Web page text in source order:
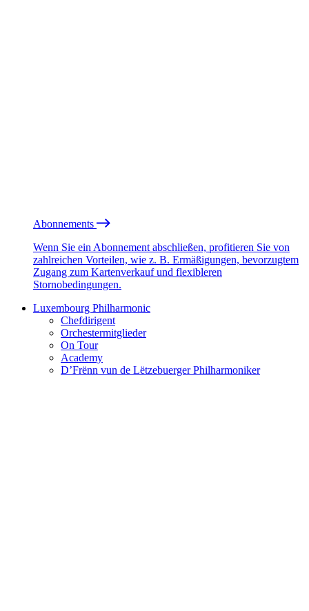
Abonnements
Wenn Sie ein Abonnement abschließen, profitieren Sie von
zahlreichen Vorteilen, wie z. B. Ermäßigungen, bevorzugtem
Zugang zum Kartenverkauf und flexibleren
Stornobedingungen.
Luxembourg Philharmonic
Chefdirigent
Orchestermitglieder
On Tour
Academy
D’Frënn vun de Lëtzebuerger Philharmoniker